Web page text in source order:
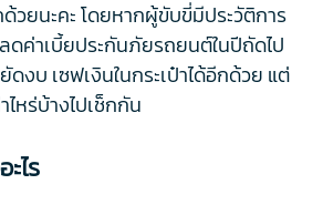
ยนะคะ โดยหากผู้ขับขี่มีประวัติการ
ดค่าเบี้ยประกันภัยรถยนต์ในปีถัดไป
ดงบ เซฟเงินในกระเป๋าได้อีกด้วย แต่
ไหร่บ้างไปเช็กกัน
ไร